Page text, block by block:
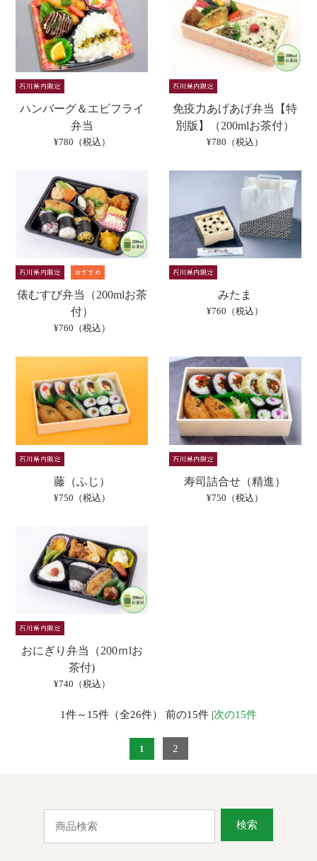
ハンバーグ＆エビフライ
弁当
¥780（税込）
免疫力あげあげ弁当【特
別版】（200mlお茶付）
¥780（税込）
俵むすび弁当（200mlお茶
付）
¥760（税込）
みたま
¥760（税込）
藤（ふじ）
¥750（税込）
寿司詰合せ（精進）
¥750（税込）
おにぎり弁当（200ｍlお
茶付)
¥740（税込）
1件～15件（全26件） 前の15件 |次の15件
1 2
検索